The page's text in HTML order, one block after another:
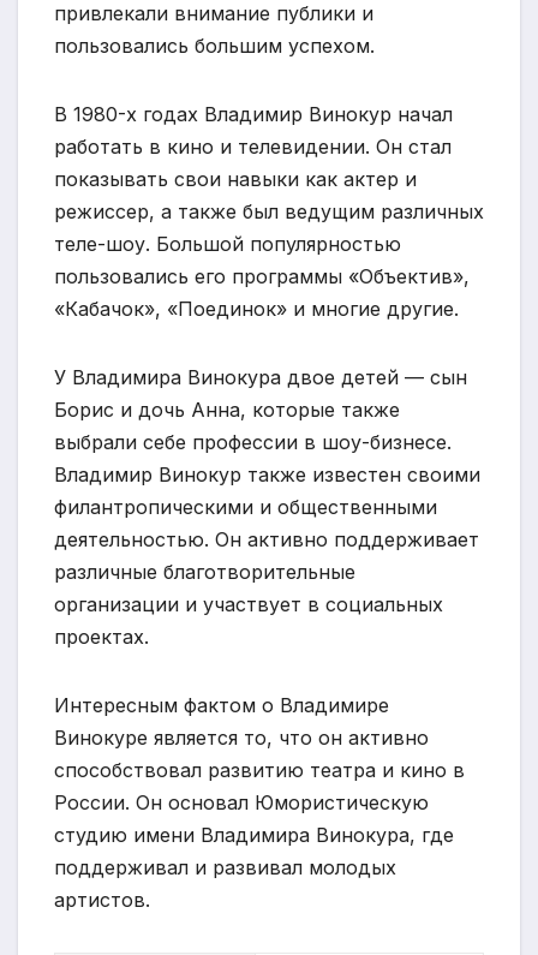
привлекали внимание публики и
пользовались большим успехом.
В 1980-х годах Владимир Винокур начал
работать в кино и телевидении. Он стал
показывать свои навыки как актер и
режиссер, а также был ведущим различных
теле-шоу. Большой популярностью
пользовались его программы «Объектив»,
«Кабачок», «Поединок» и многие другие.
У Владимира Винокура двое детей — сын
Борис и дочь Анна, которые также
выбрали себе профессии в шоу-бизнесе.
Владимир Винокур также известен своими
филантропическими и общественными
деятельностью. Он активно поддерживает
различные благотворительные
организации и участвует в социальных
проектах.
Интересным фактом о Владимире
Винокуре является то, что он активно
способствовал развитию театра и кино в
России. Он основал Юмористическую
студию имени Владимира Винокура, где
поддерживал и развивал молодых
артистов.